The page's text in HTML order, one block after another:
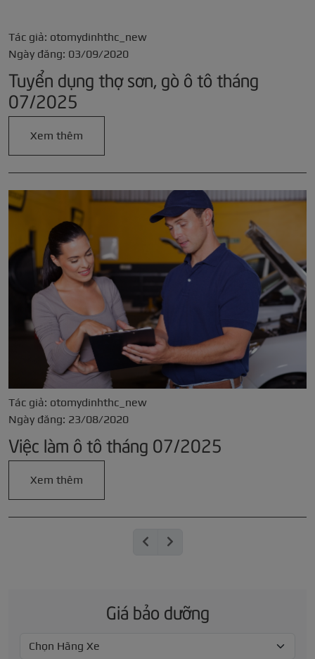
Tác giả: otomydinhthc_new
Ngày đăng: 03/09/2020
Tuyển dụng thợ sơn, gò ô tô tháng
07/2025
Xem thêm
Tác giả: otomydinhthc_new
Ngày đăng: 23/08/2020
Việc làm ô tô tháng 07/2025
Xem thêm
Giá bảo dưỡng